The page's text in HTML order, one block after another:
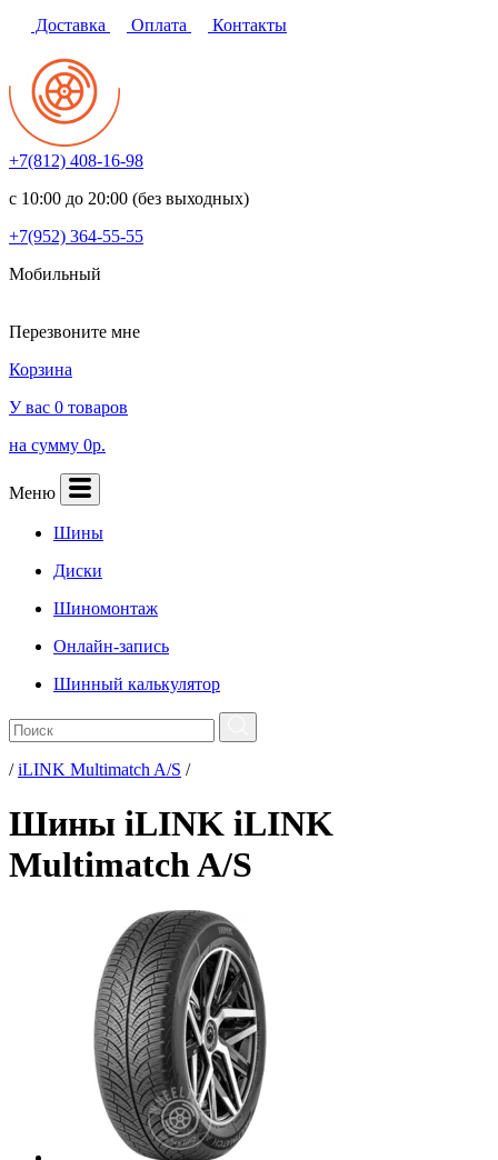
Доставка Оплата Контакты
+7(812) 408-16-98
с 10:00 до 20:00 (без выходных)
+7(952) 364-55-55
Мобильный
Перезвоните мне
Корзина
У вас 0 товаров
на сумму 0р.
Меню
Шины
Диски
Шиномонтаж
Онлайн-запись
Шинный калькулятор
/iLINK Multimatch A/S /
Шины iLINK iLINK
Multimatch A/S